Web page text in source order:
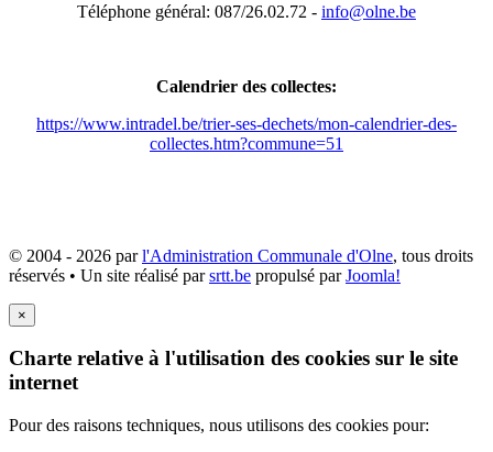
Téléphone général: 087/26.02.72 - info@olne.be
Calendrier des collectes:
https://www.intradel.be/trier-ses-dechets/mon-calendrier-des-
collectes.htm?commune=51
© 2004 - 2026 parl'Administration Communale d'Olne, tous droits
réservés • Un site réalisé parsrtt.be propulsé parJoomla!
×
Charte relative à l'utilisation des cookies sur le site
internet
Pour des raisons techniques, nous utilisons des cookies pour: